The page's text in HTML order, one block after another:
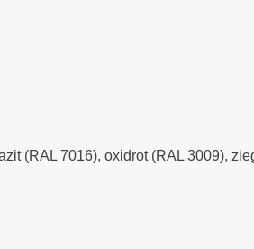
(RAL 7016), oxidrot (RAL 3009),